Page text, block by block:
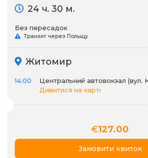
24 ч. 30 м.
Без пересадок
Транзит через Польщу
Житомир
14:00
Центральний автовокзал (вул.
Дивитися на карті
€127.00
Замовити квиток